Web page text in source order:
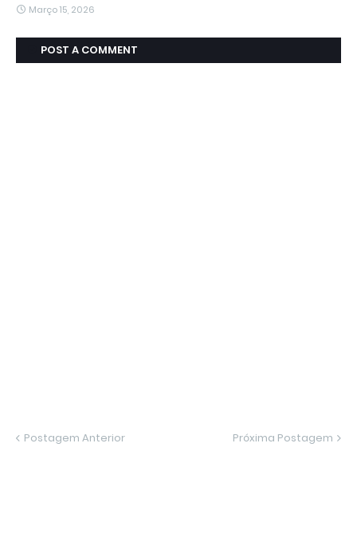
Março 15, 2026
POST A COMMENT
Postagem Anterior Próxima Postagem